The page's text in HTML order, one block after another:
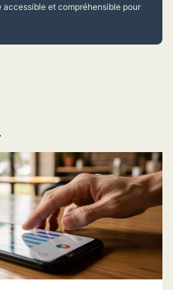
accessible et compréhensible pour